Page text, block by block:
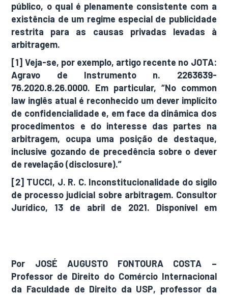
público, o qual é plenamente consistente com a
existência de um regime especial de publicidade
restrita para as causas privadas levadas à
arbitragem.
[1] Veja-se, por exemplo, artigo recente no JOTA:
Agravo de Instrumento n. 2263639-
76.2020.8.26.0000. Em particular, “No common
law inglês atual é reconhecido um dever implícito
de confidencialidade e, em face da dinâmica dos
procedimentos e do interesse das partes na
arbitragem, ocupa uma posição de destaque,
inclusive gozando de precedência sobre o dever
de revelação (disclosure).”
[2] TUCCI, J. R. C. Inconstitucionalidade do sigilo
de processo judicial sobre arbitragem. Consultor
Jurídico, 13 de abril de 2021. Disponível em
Por JOSÉ AUGUSTO FONTOURA COSTA –
Professor de Direito do Comércio Internacional
da Faculdade de Direito da USP, professor da